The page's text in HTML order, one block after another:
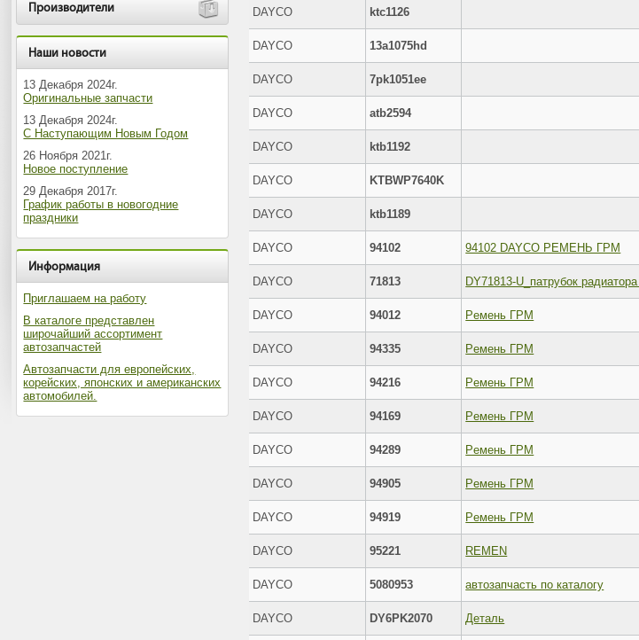
Производители
Наши новости
13 Декабря 2024г.
Оригинальные запчасти
13 Декабря 2024г.
С Наступающим Новым Годом
26 Ноября 2021г.
Новое поступление
29 Декабря 2017г.
График работы в новогодние
праздники
Информация
Приглашаем на работу
В каталоге представлен
широчайший ассортимент
автозапчастей
Автозапчасти для европейских,
корейских, японских и американских
автомобилей.
DAYCO ktc1126
DAYCO 13a1075hd
DAYCO 7pk1051ee
DAYCO atb2594
DAYCO ktb1192
DAYCO KTBWP7640K
DAYCO ktb1189
DAYCO 94102 94102 DAYCO РЕМЕНЬ ГРМ
DAYCO 71813
DAYCO 94012 Pемень ГРМ
DAYCO 94335 Pемень ГРМ
DAYCO 94216 Pемень ГРМ
DAYCO 94169 Pемень ГРМ
DAYCO 94289 Pемень ГРМ
DAYCO 94905 Pемень ГРМ
DAYCO 94919 Pемень ГРМ
DAYCO 95221 REMEN
DAYCO 5080953 автозапчасть по каталогу
DAYCO DY6PK2070 Деталь